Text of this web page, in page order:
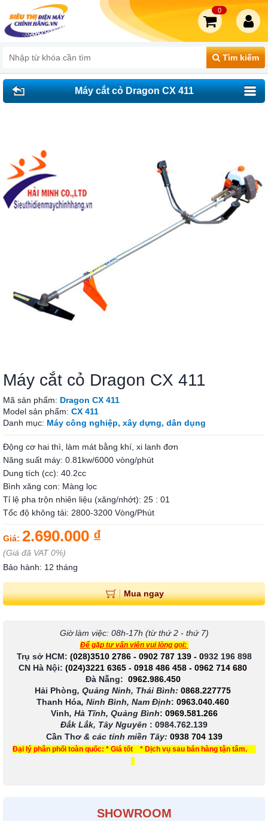
Tìm kiếm
0
Máy cắt cỏ Dragon CX 411
Máy cắt cỏ Dragon CX 411
Mã sản phẩm: Dragon CX 411
Model sản phẩm: CX 411
Danh mục: Máy công nghiệp, xây dựng, dân dụng
Động cơ hai thì, làm mát bằng khí, xi lanh đơn
Năng suất máy: 0.81kw/6000 vòng/phút
Dung tích (cc): 40.2cc
Bình xăng con: Màng lọc
Tỉ lệ pha trộn nhiên liệu (xăng/nhớt): 25 : 01
Tốc độ không tải: 2800-3200 Vòng/Phút
Giá: 2.690.000 ₫
(Giá đã VAT 0%)
Bảo hành: 12 tháng
Mua ngay
Giờ làm việc: 08h-17h (từ thứ 2 - thứ 7)
Để gặp tư vấn viên vui lòng gọi:
Trụ sở HCM: (028)3510 2786 - 0902 787 139- 0932 196 898
CN Hà Nội: (024)3221 6365 - 0918 486 458 - 0962 714 680
Đà Nẵng: 0962.986.450
Hải Phòng, Quảng Ninh, Thái Bình: 0868.227775
Thanh Hóa, Ninh Bình, Nam Định: 0963.040.460
Vinh, Hà Tĩnh, Quảng Bình: 0969.581.266
Đắk Lắk, Tây Nguyên : 0984.762.139
Cần Thơ & các tỉnh miền Tây: 0938 704 139
Đại lý phân phối toàn quốc: * Giá tốt * Dịch vụ sau bán hàng tận tâm.
SHOWROOM